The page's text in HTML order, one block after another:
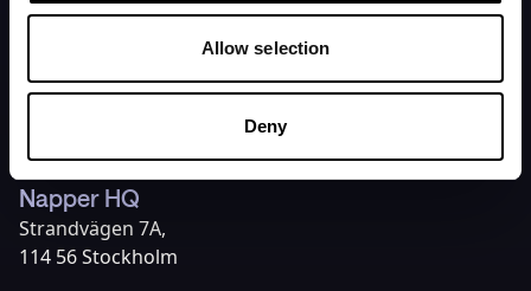
Allow selection
Deny
Hem
Blogg
Integritetspolicy
Användarvillkor
Napper HQ
Strandvägen 7A,
114 56 Stockholm